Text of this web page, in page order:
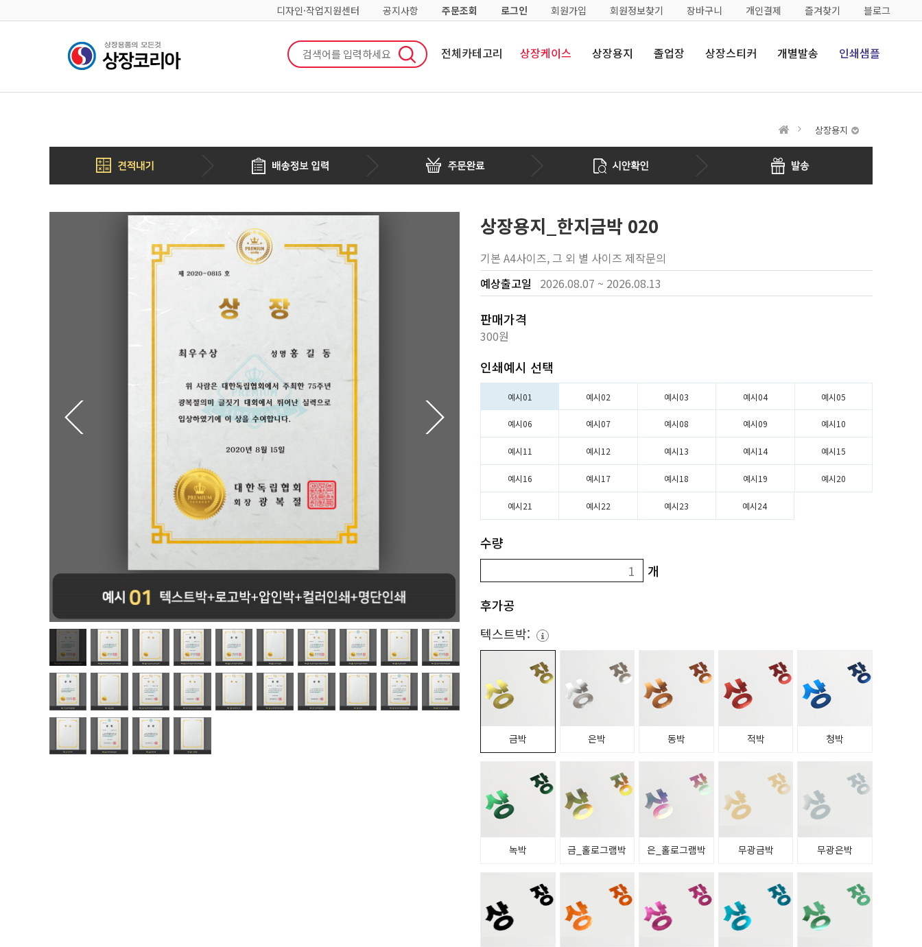
디자인·작업지원센터 공지사항 주문조회 로그인 회원가입 회원정보찾기 장바구니 개인결제 즐겨찾기 블로그
검색 전체카테고리 상장케이스 상장용지 졸업장 상장스티커 개별발송 인쇄샘플
상장용지
상장용지_한지금박 020
기본 A4사이즈, 그 외 별 사이즈 제작문의
예상출고일
2026.08.07 ~ 2026.08.13
판매가격
300원
인쇄예시 선택
예시01 예시02 예시03 예시04 예시05
예시06 예시07 예시08 예시09 예시10
예시11 예시12 예시13 예시14 예시15
예시16 예시17 예시18 예시19 예시20
예시21 예시22 예시23 예시24
수량
개
후가공
텍스트박:
금박 은박 동박 적박 청박
녹박 금_홀로그램박 은_홀로그램박 무광금박 무광은박